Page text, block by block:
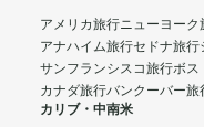
アメリカ旅行ニューヨーク
アナハイム旅行セドナ旅行
サンフランシスコ旅行ボス
カナダ旅行バンクーバー旅
カリブ・中南米